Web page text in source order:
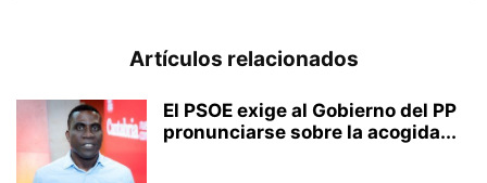
Artículos relacionados
El PSOE exige al Gobierno del PP
pronunciarse sobre la acogida...